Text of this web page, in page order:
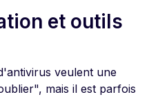
et outils
veulent une
mais il est parfois